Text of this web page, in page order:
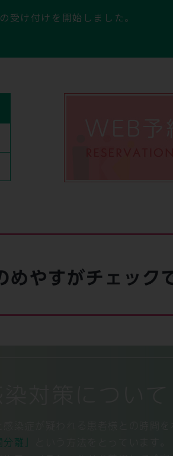
受け付けを開始しました。
の受け付けは2月28日をもって終
て、今年度のインフルエンザ予防
分離」